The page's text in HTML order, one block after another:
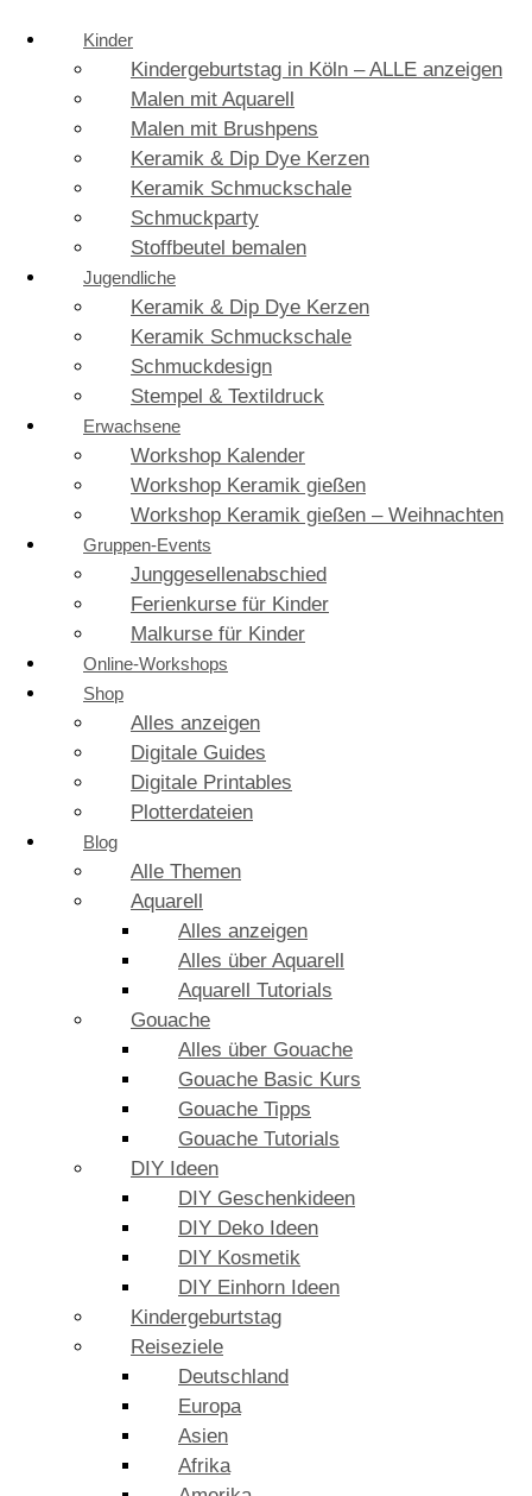
Kinder
Kindergeburtstag in Köln – ALLE anzeigen
Malen mit Aquarell
Malen mit Brushpens
Keramik & Dip Dye Kerzen
Keramik Schmuckschale
Schmuckparty
Stoffbeutel bemalen
Jugendliche
Keramik & Dip Dye Kerzen
Keramik Schmuckschale
Schmuckdesign
Stempel & Textildruck
Erwachsene
Workshop Kalender
Workshop Keramik gießen
Workshop Keramik gießen – Weihnachten
Gruppen-Events
Junggesellenabschied
Ferienkurse für Kinder
Malkurse für Kinder
Online-Workshops
Shop
Alles anzeigen
Digitale Guides
Digitale Printables
Plotterdateien
Blog
Alle Themen
Aquarell
Alles anzeigen
Alles über Aquarell
Aquarell Tutorials
Gouache
Alles über Gouache
Gouache Basic Kurs
Gouache Tipps
Gouache Tutorials
DIY Ideen
DIY Geschenkideen
DIY Deko Ideen
DIY Kosmetik
DIY Einhorn Ideen
Kindergeburtstag
Reiseziele
Deutschland
Europa
Asien
Afrika